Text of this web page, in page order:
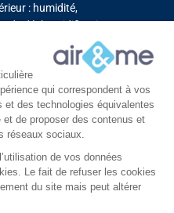
: humidité,
de déshumidification
ventilation,
tous nos produits
qui correspondent à vos
des technologies équivalentes
de proposer des contenus et
réseaux sociaux.
de vos données
Le fait de refuser les cookies
du site mais peut altérer